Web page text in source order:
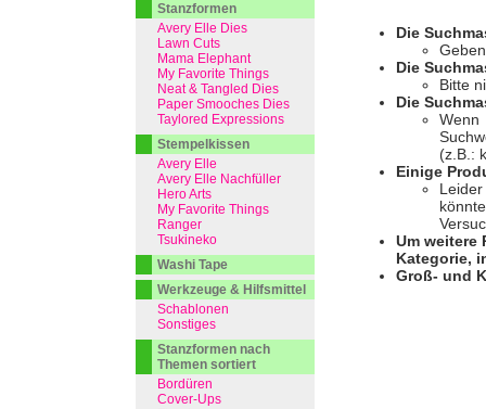
Die
Die
Bitte
Die
(z.B.:
Einige
Um weitere
Kategorie,
Groß- und
Stanzformen
Avery Elle Dies
Lawn Cuts
Mama Elephant
My Favorite Things
Neat & Tangled Dies
Paper Smooches Dies
Taylored Expressions
Stempelkissen
Avery Elle
Avery Elle Nachfüller
Hero Arts
My Favorite Things
Ranger
Tsukineko
Washi Tape
Werkzeuge & Hilfsmittel
Schablonen
Sonstiges
Stanzformen nach
Themen sortiert
Bordüren
Cover-Ups